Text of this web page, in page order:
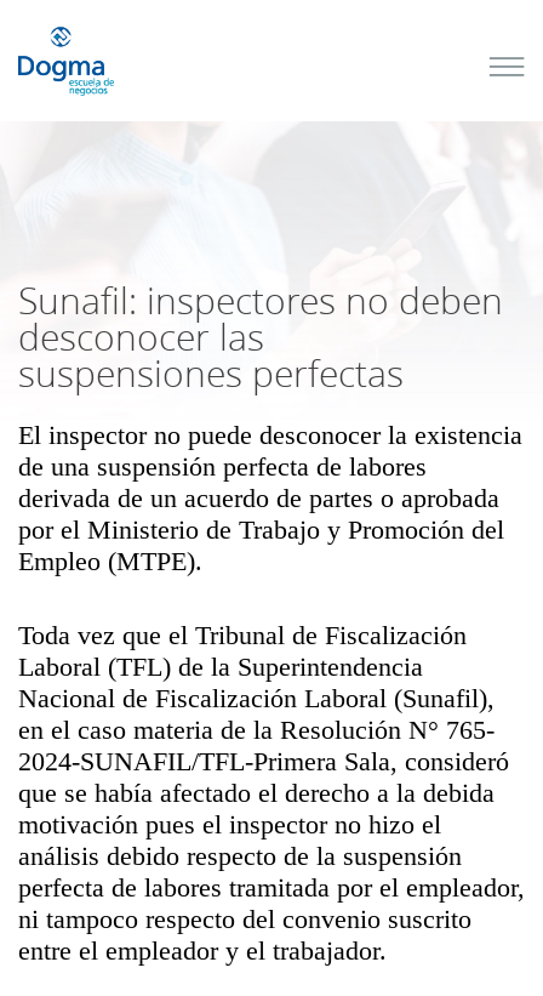
Sunafil: inspectores no deben
desconocer las
suspensiones perfectas
El inspector no puede desconocer la existencia
de una suspensión perfecta de labores
derivada de un acuerdo de partes o aprobada
por el Ministerio de Trabajo y Promoción del
Empleo (MTPE).
Toda vez que el Tribunal de Fiscalización
Laboral (TFL) de la Superintendencia
Nacional de Fiscalización Laboral (Sunafil),
en el caso materia de la Resolución N° 765-
2024-SUNAFIL/TFL-Primera Sala, consideró
que se había afectado el derecho a la debida
motivación pues el inspector no hizo el
análisis debido respecto de la suspensión
perfecta de labores tramitada por el empleador,
ni tampoco respecto del convenio suscrito
entre el empleador y el trabajador.
próximos
Más Cursos